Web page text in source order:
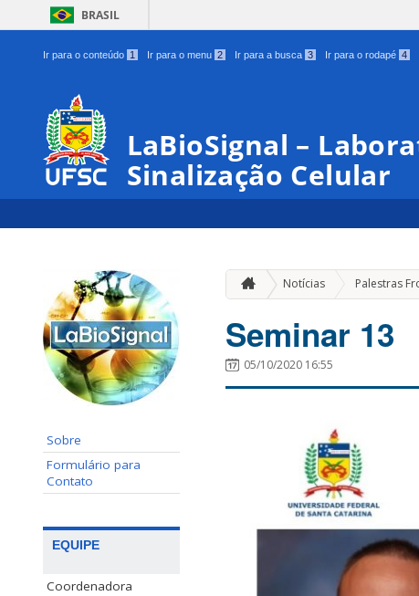
BRASIL
Ir para o conteúdo 1 Ir para o menu 2 Ir para a busca 3 Ir para o rodapé 4
LaBioSignal –
Sinalização Celular
Sobre
Formulário para
Contato
EQUIPE
Coordenadora
Notícias Palestras
Seminar 13
05/10/2020 16:55